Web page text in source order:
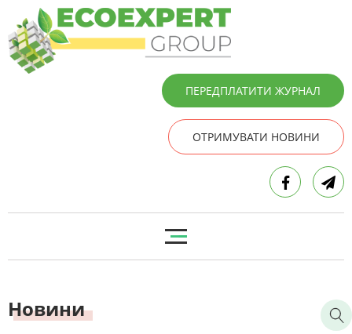
ПЕРЕДПЛАТИТИ ЖУРНАЛ
ОТРИМУВАТИ НОВИНИ
Новини